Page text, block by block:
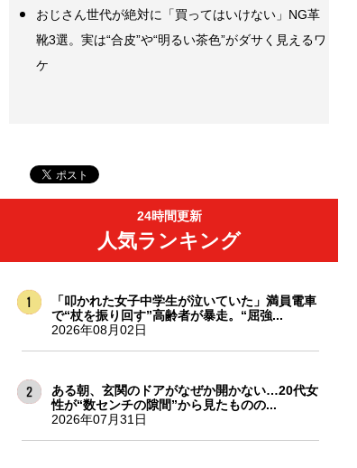
おじさん世代が絶対に「買ってはいけない」NG革
靴3選。実は“合皮”や“明るい茶色”がダサく見えるワ
ケ
24時間更新
人気ランキング
「叩かれた女子中学生が泣いていた」満員電車
で“杖を振り回す”高齢者が暴走。“屈強...
2026年08月02日
ある朝、玄関のドアがなぜか開かない…20代女
性が“数センチの隙間”から見たものの...
2026年07月31日